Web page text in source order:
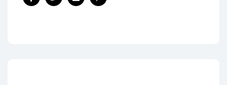
FacebookTwitterLinkedinPinterest